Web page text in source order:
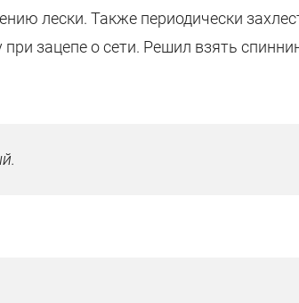
лески. Также периодически
зацепе о сети. Решил взять